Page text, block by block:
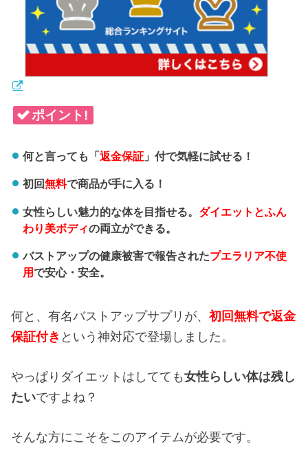
ポイント!
何と言っても「返金保証」付で気軽に試せる！
初回無料で商品が手に入る！
女性らしい魅力的な体を目指せる。 ダイエットとふん
わり美ボディの両立ができる。
バストアップの健康被害で報告されたプエラリア不使
用で安心・安全。
何と、有名バストアップサプリが、初回無料で返金
保証付き という神対応で登場しました。
やっぱりダイエットはしてても女性らしい体は残し
たいですよね？
そんな方にこそをこのアイテムが必要です。